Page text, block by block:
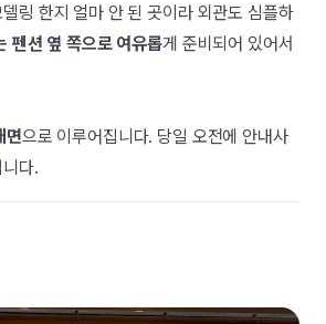
링 한지 얼마 안 된 곳이라 외관도 심플하
펜션 옆 쪽으로 여유롭게 준비되어 있어서
면으로 이루어집니다. 당일 오전에 안내사
다.